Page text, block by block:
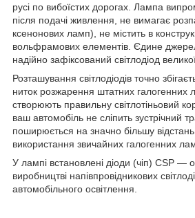
русі по вибоїстих дорогах. Лампа
після подачі живлення, не вимагає
ксенонових ламп), не містить в
вольфрамових елементів. Єдине
надійно зафіксований світлодіод
Розташування світлодіодів точно
ниток розжарення штатних галогенних
створюють правильну світлотіньовий
ваш автомобіль не сліпить зустрічний
поширюється на значно більшу
використання звичайних галогенних
У лампі встановлені діоди (чіп) CSP —
виробництві напівпровідникових
автомобільного освітлення.